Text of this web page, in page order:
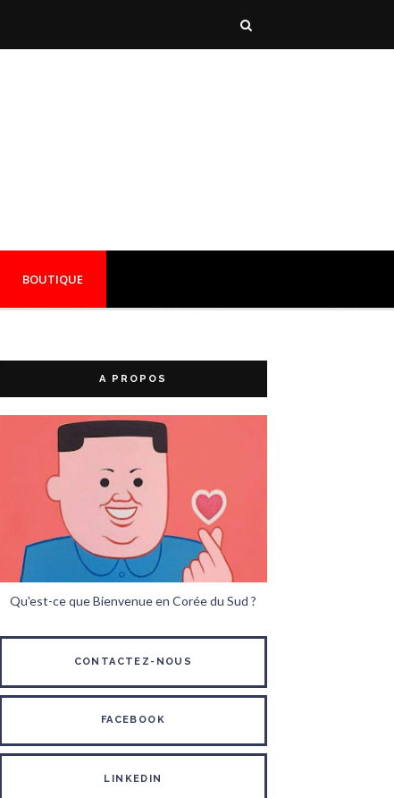
BOUTIQUE
A PROPOS
Qu'est-ce que Bienvenue en Corée du Sud ?
CONTACTEZ-NOUS
FACEBOOK
LINKEDIN